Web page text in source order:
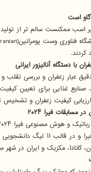
است
کردند.
با دستگاه آنالیزور ایرانی
زعفران و بررسی تقلب و
صنایع غذایی برای تعیین
ارزیابی کیفیت زعفران و
کانادا، مکزیک و ایران در